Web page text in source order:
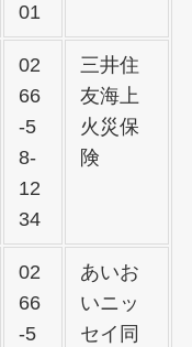
01
02
66
-5
8-
12
34
三井住
友海上
火災保
険
02
66
-5
あいお
いニッ
セイ同